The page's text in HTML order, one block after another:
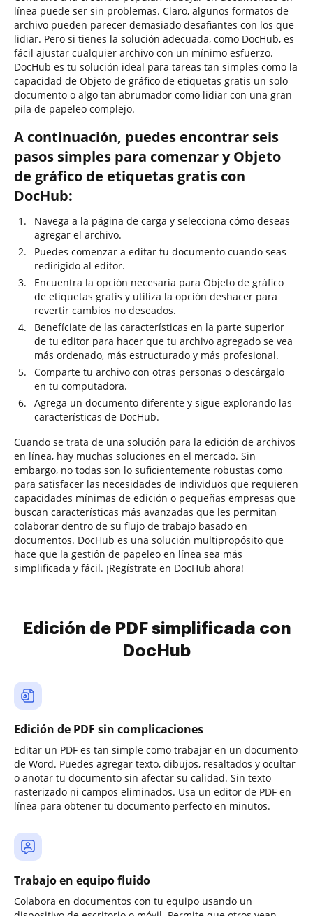
línea puede ser sin problemas. Claro, algunos formatos de
archivo pueden parecer demasiado desafiantes con los que
lidiar. Pero si tienes la solución adecuada, como DocHub, es
fácil ajustar cualquier archivo con un mínimo esfuerzo.
DocHub es tu solución ideal para tareas tan simples como la
capacidad de Objeto de gráfico de etiquetas gratis un solo
documento o algo tan abrumador como lidiar con una gran
pila de papeleo complejo.
A continuación, puedes encontrar seis
pasos simples para comenzar y Objeto
de gráfico de etiquetas gratis con
DocHub:
Navega a la página de carga y selecciona cómo deseas
agregar el archivo.
Puedes comenzar a editar tu documento cuando seas
redirigido al editor.
Encuentra la opción necesaria para Objeto de gráfico
de etiquetas gratis y utiliza la opción deshacer para
revertir cambios no deseados.
Benefíciate de las características en la parte superior
de tu editor para hacer que tu archivo agregado se vea
más ordenado, más estructurado y más profesional.
Comparte tu archivo con otras personas o descárgalo
en tu computadora.
Agrega un documento diferente y sigue explorando las
características de DocHub.
Cuando se trata de una solución para la edición de archivos
en línea, hay muchas soluciones en el mercado. Sin
embargo, no todas son lo suficientemente robustas como
para satisfacer las necesidades de individuos que requieren
capacidades mínimas de edición o pequeñas empresas que
buscan características más avanzadas que les permitan
colaborar dentro de su flujo de trabajo basado en
documentos. DocHub es una solución multipropósito que
hace que la gestión de papeleo en línea sea más
simplificada y fácil. ¡Regístrate en DocHub ahora!
Edición de PDF simplificada con
DocHub
Edición de PDF sin complicaciones
Editar un PDF es tan simple como trabajar en un documento
de Word. Puedes agregar texto, dibujos, resaltados y ocultar
o anotar tu documento sin afectar su calidad. Sin texto
rasterizado ni campos eliminados. Usa un editor de PDF en
línea para obtener tu documento perfecto en minutos.
Trabajo en equipo fluido
Colabora en documentos con tu equipo usando un